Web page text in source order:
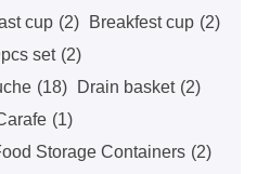
cup (2) Breakfest cup (2)
set (2)
(18) Drain basket (2)
(1)
Storage Containers (2)